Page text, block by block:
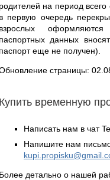
родителей на период
в первую очередь
взрослых
паспортных данных
паспорт еще не получен).
страницы:
Купить временную
Написать нам в чат
Напишите нам
Более детально о нашей